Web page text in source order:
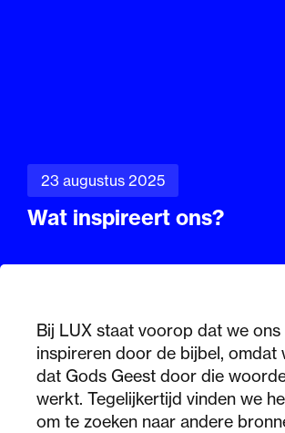
23 augustus 2025
Wat inspireert ons?
Bij LUX staat voorop dat we ons
inspireren door de bijbel, omdat
dat Gods Geest door die
werkt. Tegelijkertijd vinden we
om te zoeken naar andere